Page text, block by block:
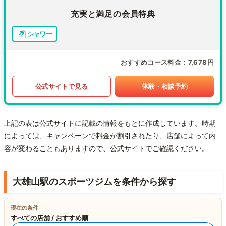
充実と満足の会員特典
シャワー
おすすめコース料金 7,678円
公式サイトで見る 体験・相談予約
上記の表は公式サイトに記載の情報をもとに作成しています。時期
によっては、キャンペーンで料金が割引されたり、店舗によって内
容が変わることもありますので、公式サイトでご確認ください。
大雄山駅のスポーツジムを条件から探す
現在の条件
すべての店舗 / おすすめ順